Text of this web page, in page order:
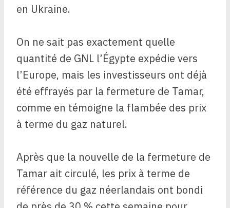
en Ukraine.
On ne sait pas exactement quelle
quantité de GNL l’Égypte expédie vers
l’Europe, mais les investisseurs ont déjà
été effrayés par la fermeture de Tamar,
comme en témoigne la flambée des prix
à terme du gaz naturel.
Après que la nouvelle de la fermeture de
Tamar ait circulé, les prix à terme de
référence du gaz néerlandais ont bondi